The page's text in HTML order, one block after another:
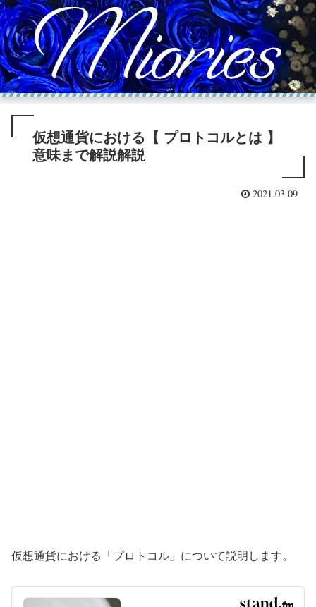
仮想通貨における【 プロトコルとは 】
意味まで解説解説
2021.03.09
仮想通貨における「プロトコル」について説明します。